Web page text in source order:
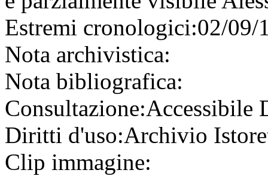
Estremi cronologici:02/09/
Nota archivistica:
Nota bibliografica:
Consultazione:Accessibile
Diritti d'uso:Archivio
Clip immagine: